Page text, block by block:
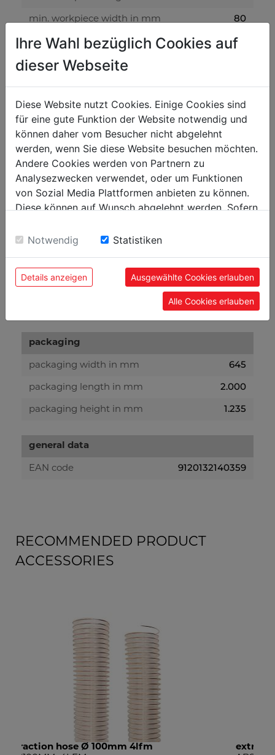
min. workpiece width in mm 80
min. workpiece thickness in mm 12
max. workpiece thickness in mm
edge banding
edge width in mm 15 - 48
edge thickness in mm 0,4 - 3
required air pressure in bar
volume level and vibration
gross weight in kg 560
495
packaging
packaging width in mm 645
packaging length in mm 2.000
packaging height in mm 1.235
general data
EAN code 9120132140359
RECOMMENDED PRODUCT
ACCESSORIES
extraction hose Ø 50mm 10m
Ihre Wahl bezüglich Cookies auf
dieser Webseite
Diese Website nutzt Cookies. Einige Cookies sind
für eine gute Funktion der Website notwendig und
können daher vom Besucher nicht abgelehnt
werden, wenn Sie diese Website besuchen möchten.
Andere Cookies werden von Partnern zu
Analysezwecken verwendet, oder um Funktionen
von Sozial Media Plattformen anbieten zu können.
Diese können auf Wunsch abgelehnt werden. Sofern
Einwilligung zu unseren Cookies.
Notwendig Statistiken
Details anzeigen Ausgewählte Cookies erlauben
Alle Cookies erlauben